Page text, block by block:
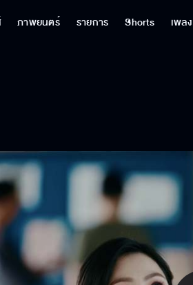
ภาพยนตร์ รายการ Shorts เพลง